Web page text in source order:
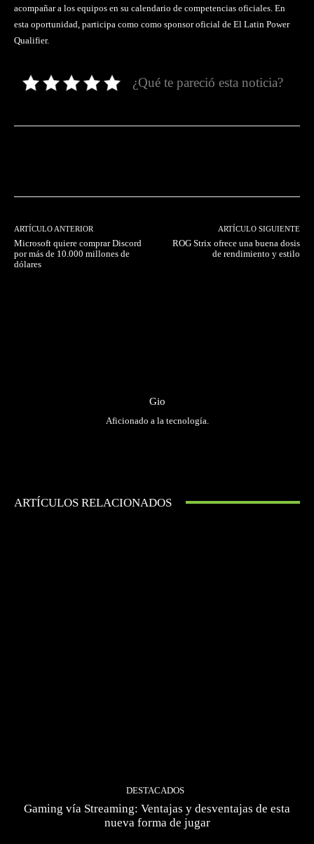
acompañar a los equipos en su calendario de competencias oficiales. En
esta oportunidad, participa como como sponsor oficial de El Latin Power
Qualifier.
¿Qué te pareció esta noticia?
ARTÍCULO ANTERIOR
Microsoft quiere comprar Discord
por más de 10.000 millones de
dólares
ARTÍCULO SIGUIENTE
ROG Strix ofrece una buena dosis
de rendimiento y estilo
Gio
Aficionado a la tecnología.
ARTÍCULOS RELACIONADOS
DESTACADOS
Gaming vía Streaming: Ventajas y desventajas de esta
nueva forma de jugar